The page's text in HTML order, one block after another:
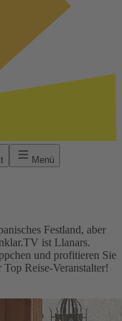
Menü
Festland, aber
ist Llanars.
und profitieren Sie
Reise-Veranstalter!